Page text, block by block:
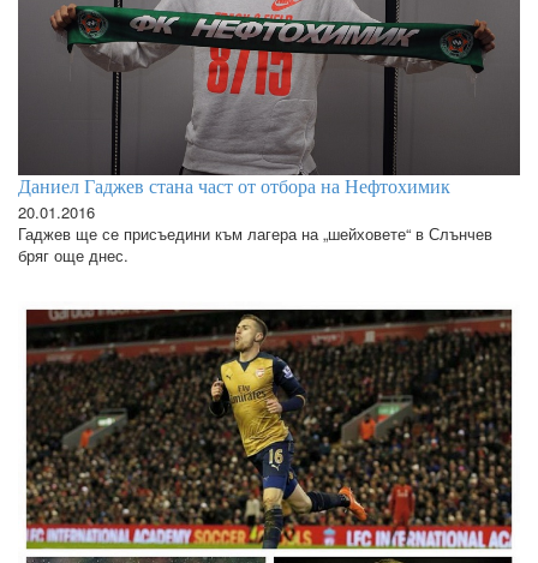
Даниел Гаджев стана част от отбора на Нефтохимик
20.01.2016
Гаджев ще се присъедини към лагера на „шейховете“ в Слънчев
бряг още днес.